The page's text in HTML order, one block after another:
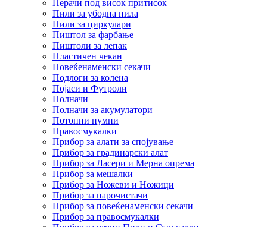
Перачи под висок притисок
Пили за убодна пила
Пили за циркулари
Пиштол за фарбање
Пиштоли за лепак
Пластичен чекан
Повеќенаменски секачи
Подлоги за колена
Појаси и Футроли
Полначи
Полначи за акумулатори
Потопни пумпи
Правосмукалки
Прибор за алати за спојување
Прибор за градинарски алат
Прибор за Ласери и Мерна опрема
Прибор за мешалки
Прибор за Ножеви и Ножици
Прибор за парочистачи
Прибор за повеќенаменски секачи
Прибор за правосмукалки